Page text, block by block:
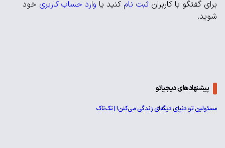
برای گفتگو با کاربران ثبت نام کنید یا وارد حساب کاربری خود
شوید.
پیشنهادهای دیجیاتو
مسئولین تو دنیای دیگه‌ای زندگی می‌کنن! | تک‌تاک